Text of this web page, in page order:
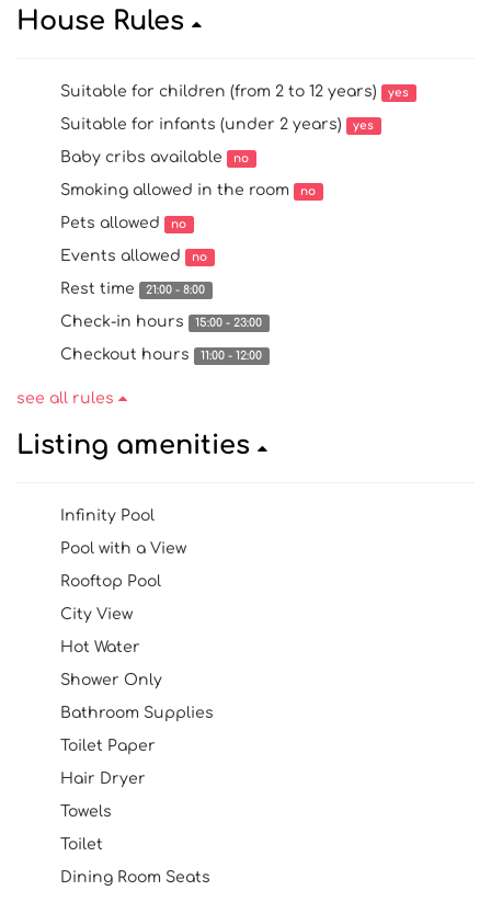
House Rules
Suitable for children (from 2 to 12 years) yes
Suitable for infants (under 2 years) yes
Baby cribs available no
Smoking allowed in the room no
Pets allowed no
Events allowed no
Rest time 21:00 - 8:00
Check-in hours 15:00 - 23:00
Checkout hours 11:00 - 12:00
see all rules
Listing amenities
Infinity Pool
Pool with a View
Rooftop Pool
City View
Hot Water
Shower Only
Bathroom Supplies
Toilet Paper
Hair Dryer
Towels
Toilet
Dining Room Seats